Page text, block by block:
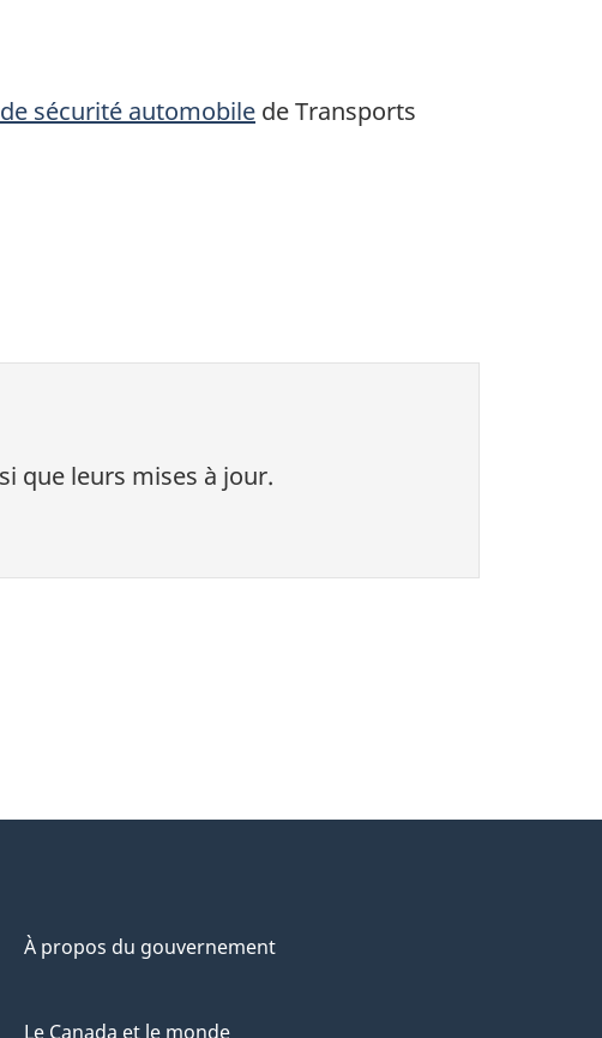
sécurité automobile de Transports
que leurs mises à jour.
À propos du gouvernement
Le Canada et le monde